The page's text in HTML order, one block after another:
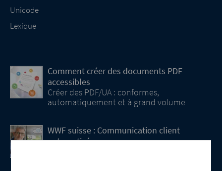
Unicode
Lexique
Comment créer des documents PDF
accessibles
Créer des PDF/UA : conformes,
automatiquement et à grand volume
WWF suisse : Communication client
automatisée